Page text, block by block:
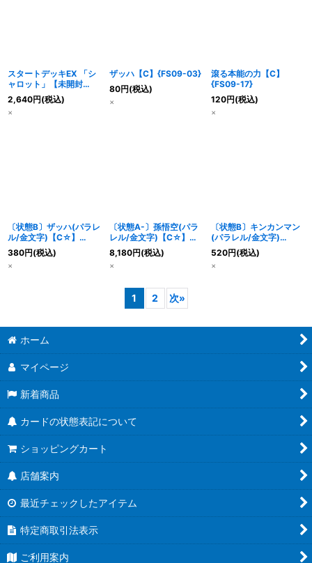
スタートデッキEX 「シ
ャロット」【未開封
BOX】{-}
2,640円(税込)
×
ザッハ【C】{FS09-03}
80円(税込)
×
滾る本能の力【C】
{FS09-17}
120円(税込)
×
〔状態B〕ザッハ(パラレ
ル/金文字)【C☆】
{FS09-03}
380円(税込)
×
〔状態A-〕孫悟空(パラ
レル/金文字)【C☆】
{FS09-06}
8,180円(税込)
×
〔状態B〕キンカンマン
(パラレル/金文字)
【C☆】{FS09-02}
520円(税込)
×
1 2 次»
ホーム
マイページ
新着商品
カードの状態表記について
ショッピングカート
店舗案内
最近チェックしたアイテム
特定商取引法表示
ご利用案内